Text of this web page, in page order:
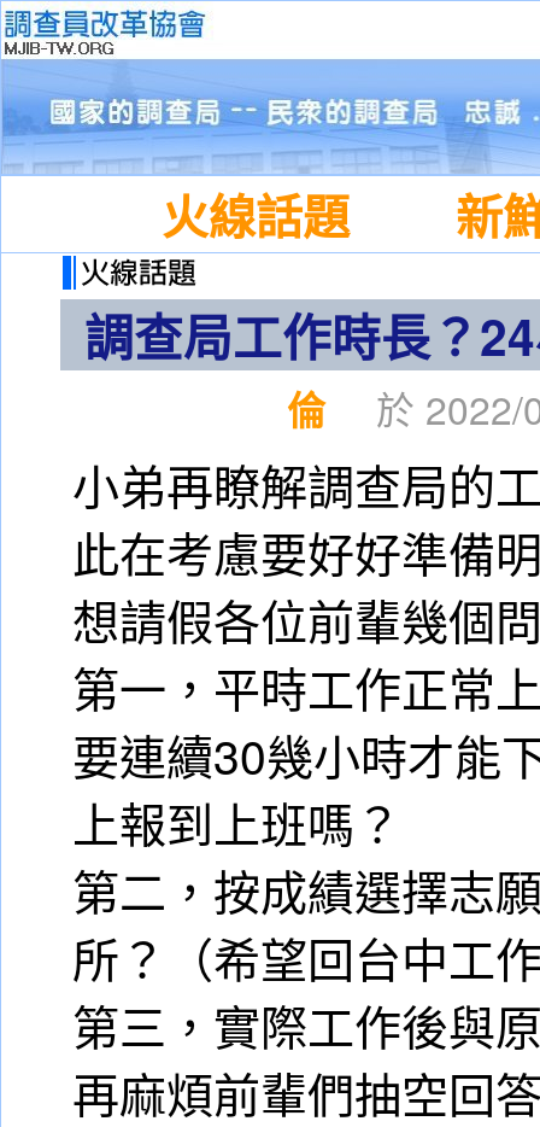
火線話題 新
調查局工作時長？
倫 於 2022/
小弟再瞭解調查局的
此在考慮要好好準備
想請假各位前輩幾個
第一，平時工作正常
要連續30幾小時才能
上報到上班嗎？
第二，按成績選擇志
所？（希望回台中工
第三，實際工作後與
再麻煩前輩們抽空回